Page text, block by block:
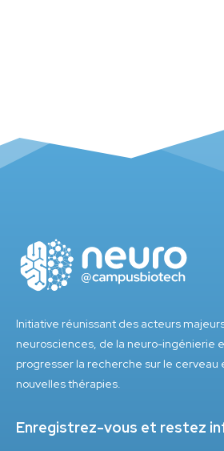
Initiative réunissant des acteurs
neurosciences, de la neuro-ingénierie
progresser la recherche sur le cerveau
nouvelles thérapies.
Enregistrez-vous et restez